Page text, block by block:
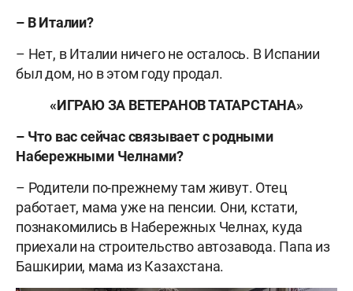
– В Италии?
– Нет, в Италии ничего не осталось. В Испании
был дом, но в этом году продал.
«ИГРАЮ ЗА ВЕТЕРАНОВ ТАТАРСТАНА»
– Что вас сейчас связывает с родными
Набережными Челнами?
– Родители по-прежнему там живут. Отец
работает, мама уже на пенсии. Они, кстати,
познакомились в Набережных Челнах, куда
приехали на строительство автозавода. Папа из
Башкирии, мама из Казахстана.